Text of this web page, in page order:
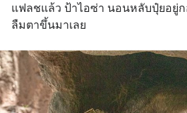
แฟลชแล้ว ป้าไอซ่า นอนหลับปุ๋ยอยู่ก
ลืมตาขึ้นมาเลย